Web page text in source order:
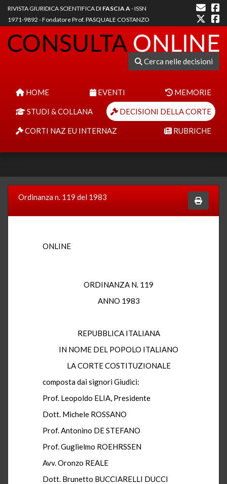
RIVISTA GIURIDICA SCIENTIFICA DI FASCIA A- ISSN
1971-9892 - Fondatore Prof. PASQUALE COSTANZO
Cerca nelle decisioni
HOME EVENTI MEMORIE
STUDI & COLLANA DECISIONI DELLA CORTE
CORTI NAZ EU INTERNAZ RUBRICHE
Ordinanza n. 119 del 1983
ONLINE
ORDINANZA N. 119
ANNO 1983
REPUBBLICA ITALIANA
IN NOME DEL POPOLO ITALIANO
LA CORTE COSTITUZIONALE
composta dai signori Giudici:
Prof. Leopoldo ELIA, Presidente
Dott. Michele ROSSANO
Prof. Antonino DE STEFANO
Prof. Guglielmo ROEHRSSEN
Avv. Oronzo REALE
Dott. Brunetto BUCCIARELLI DUCCI